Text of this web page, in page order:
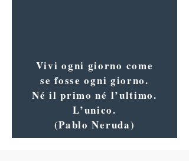
Vivi ogni giorno come
se fosse ogni giorno.
Né il primo né l’ultimo.
L’unico.
(Pablo Neruda)